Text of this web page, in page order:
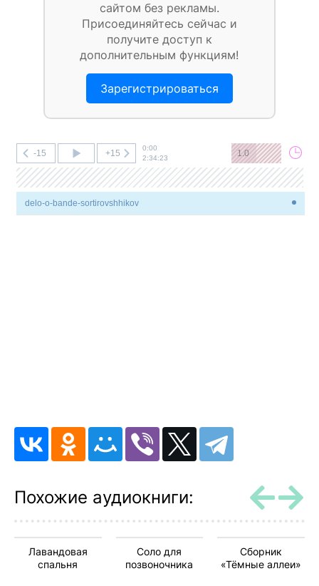
сайтом без рекламы.
Присоединяйтесь сейчас и
получите доступ к
дополнительным функциям!
Зарегистрироваться
-15 +15
0:00
2:34:23
1.0
delo-o-bande-sortirovshhikov
Похожие аудиокниги:
Лавандовая
спальня
Соло для
позвоночника
Сборник
«Тёмные аллеи»